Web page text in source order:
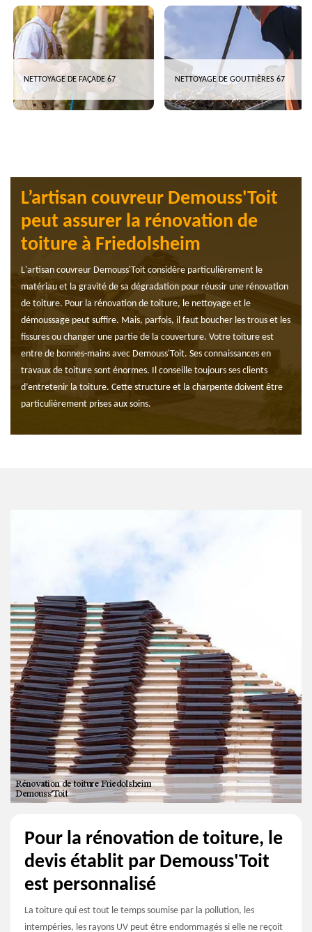
NETTOYAGE DE FAÇADE 67 NETTOYAGE DE GOUTTIÈRES 67
L’artisan couvreur Demouss'Toit
peut assurer la rénovation de
toiture à Friedolsheim
L'artisan couvreur Demouss'Toit considère particulièrement le
matériau et la gravité de sa dégradation pour réussir une rénovation
de toiture. Pour la rénovation de toiture, le nettoyage et le
démoussage peut suffire. Mais, parfois, il faut boucher les trous et les
fissures ou changer une partie de la couverture. Votre toiture est
entre de bonnes-mains avec Demouss'Toit. Ses connaissances en
travaux de toiture sont énormes. Il conseille toujours ses clients
d’entretenir la toiture. Cette structure et la charpente doivent être
particulièrement prises aux soins.
Pour la rénovation de toiture, le
devis établit par Demouss'Toit
est personnalisé
La toiture qui est tout le temps soumise par la pollution, les
intempéries, les rayons UV peut être endommagés si elle ne reçoit